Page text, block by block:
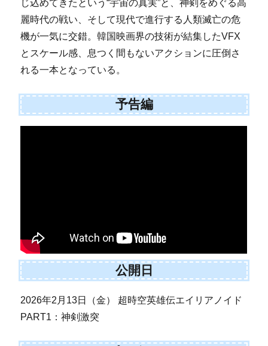
じ込めてきたという“宇宙の真実”と、神剣をめぐる高
麗時代の戦い、そして現代で進行する人類滅亡の危
機が一気に交錯。韓国映画界の技術が結集したVFX
とスケール感、息つく間もないアクションに圧倒さ
れる一本となっている。
予告編
公開日
2026年2月13日（金） 超時空英雄伝エイリアノイド
PART1：神剣激突